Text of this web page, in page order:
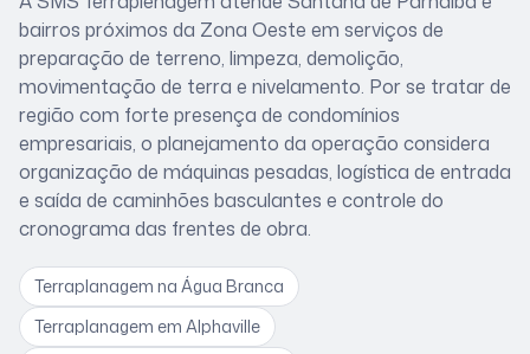
bairros próximos da Zona Oeste em serviços de
preparação de terreno, limpeza, demolição,
movimentação de terra e nivelamento. Por se tratar de
região com forte presença de condomínios
empresariais, o planejamento da operação considera
organização de máquinas pesadas, logística de entrada
e saída de caminhões basculantes e controle do
cronograma das frentes de obra.
Terraplanagem na Água Branca
Terraplanagem em Alphaville